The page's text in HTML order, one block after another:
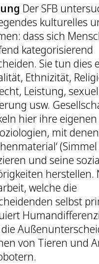
Der SFB
kulturelles
dass sich
kategorisierend
Sie tun dies
Ethnizität,
Leistung,
usw.
hier ihre eigenen
mit
und seine
herstellen.
welche die
selbst
von Tieren und